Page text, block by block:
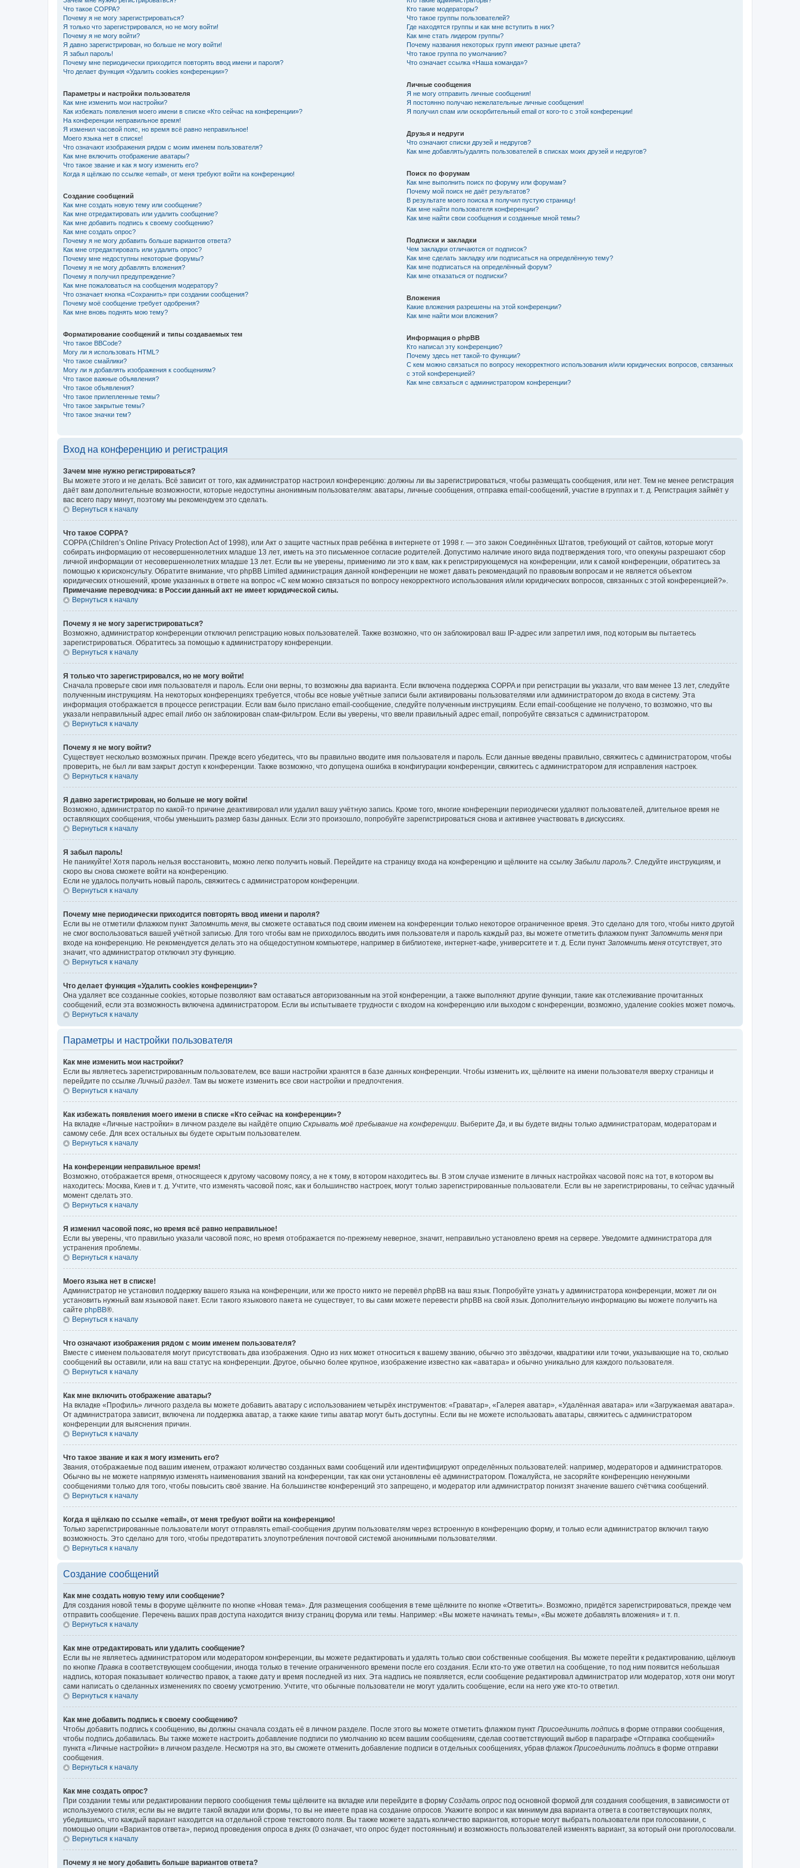
Что такое COPPA?
Почему я не могу зарегистрироваться?
Я только что зарегистрировался, но не могу войти!
Почему я не могу войти?
Я давно зарегистрирован, но больше не могу войти!
Я забыл пароль!
Почему мне периодически приходится повторять ввод имени и пароля?
Что делает функция «Удалить cookies конференции»?
Параметры и настройки пользователя
Как мне изменить мои настройки?
Как избежать появления моего имени в списке «Кто сейчас на конференции»?
На конференции неправильное время!
Я изменил часовой пояс, но время всё равно неправильное!
Моего языка нет в списке!
Что означают изображения рядом с моим именем пользователя?
Как мне включить отображение аватары?
Что такое звание и как я могу изменить его?
Когда я щёлкаю по ссылке «email», от меня требуют войти на конференцию!
Создание сообщений
Как мне создать новую тему или сообщение?
Как мне отредактировать или удалить сообщение?
Как мне добавить подпись к своему сообщению?
Как мне создать опрос?
Почему я не могу добавить больше вариантов ответа?
Как мне отредактировать или удалить опрос?
Почему мне недоступны некоторые форумы?
Почему я не могу добавлять вложения?
Почему я получил предупреждение?
Как мне пожаловаться на сообщения модератору?
Что означает кнопка «Сохранить» при создании сообщения?
Почему моё сообщение требует одобрения?
Как мне вновь поднять мою тему?
Форматирование сообщений и типы создаваемых тем
Что такое BBCode?
Могу ли я использовать HTML?
Что такое смайлики?
Могу ли я добавлять изображения к сообщениям?
Что такое важные объявления?
Что такое объявления?
Что такое прилепленные темы?
Что такое закрытые темы?
Что такое значки тем?
Кто такие модераторы?
Что такое группы пользователей?
Где находятся группы и как мне вступить в них?
Как мне стать лидером группы?
Почему названия некоторых групп имеют разные цвета?
Что такое группа по умолчанию?
Что означает ссылка «Наша команда»?
Личные сообщения
Я не могу отправить личные сообщения!
Я постоянно получаю нежелательные личные сообщения!
Я получил спам или оскорбительный email от кого-то с этой конференции!
Друзья и недруги
Что означают списки друзей и недругов?
Как мне добавлять/удалять пользователей в списках моих друзей и недругов?
Поиск по форумам
Как мне выполнить поиск по форуму или форумам?
Почему мой поиск не даёт результатов?
В результате моего поиска я получил пустую страницу!
Как мне найти пользователя конференции?
Как мне найти свои сообщения и созданные мной темы?
Подписки и закладки
Чем закладки отличаются от подписок?
Как мне сделать закладку или подписаться на определённую тему?
Как мне подписаться на определённый форум?
Как мне отказаться от подписки?
Вложения
Какие вложения разрешены на этой конференции?
Как мне найти мои вложения?
Информация о phpBB
Кто написал эту конференцию?
Почему здесь нет такой-то функции?
С кем можно связаться по вопросу некорректного использования и/или юридических вопросов, связанных
с этой конференцией?
Как мне связаться с администратором конференции?
Вход на конференцию и регистрация
Зачем мне нужно регистрироваться?
Вы можете этого и не делать. Всё зависит от того, как администратор настроил конференцию: должны ли вы зарегистрироваться, чтобы размещать сообщения, или нет. Тем не менее регистрация
даёт вам дополнительные возможности, которые недоступны анонимным пользователям: аватары, личные сообщения, отправка email-сообщений, участие в группах и т. д. Регистрация займёт у
вас всего пару минут, поэтому мы рекомендуем это сделать.
Вернуться к началу
Что такое COPPA?
COPPA (Children’s Online Privacy Protection Act of 1998), или Акт о защите частных прав ребёнка в интернете от 1998 г. — это закон Соединённых Штатов, требующий от сайтов, которые могут
собирать информацию от несовершеннолетних младше 13 лет, иметь на это письменное согласие родителей. Допустимо наличие иного вида подтверждения того, что опекуны разрешают сбор
личной информации от несовершеннолетних младше 13 лет. Если вы не уверены, применимо ли это к вам, как к регистрирующемуся на конференции, или к самой конференции, обратитесь за
помощью к юрисконсульту. Обратите внимание, что phpBB Limited администрация данной конференции не может давать рекомендаций по правовым вопросам и не является объектом
юридических отношений, кроме указанных в ответе на вопрос «С кем можно связаться по вопросу некорректного использования и/или юридических вопросов, связанных с этой конференцией?».
Примечание переводчика: в России данный акт не имеет юридической силы.
Вернуться к началу
Почему я не могу зарегистрироваться?
Возможно, администратор конференции отключил регистрацию новых пользователей. Также возможно, что он заблокировал ваш IP-адрес или запретил имя, под которым вы пытаетесь
зарегистрироваться. Обратитесь за помощью к администратору конференции.
Вернуться к началу
Я только что зарегистрировался, но не могу войти!
Сначала проверьте свои имя пользователя и пароль. Если они верны, то возможны два варианта. Если включена поддержка COPPA и при регистрации вы указали, что вам менее 13 лет, следуйте
полученным инструкциям. На некоторых конференциях требуется, чтобы все новые учётные записи были активированы пользователями или администратором до входа в систему. Эта
информация отображается в процессе регистрации. Если вам было прислано email-сообщение, следуйте полученным инструкциям. Если email-сообщение не получено, то возможно, что вы
указали неправильный адрес email либо он заблокирован спам-фильтром. Если вы уверены, что ввели правильный адрес email, попробуйте связаться с администратором.
Вернуться к началу
Почему я не могу войти?
Существует несколько возможных причин. Прежде всего убедитесь, что вы правильно вводите имя пользователя и пароль. Если данные введены правильно, свяжитесь с администратором, чтобы
проверить, не был ли вам закрыт доступ к конференции. Также возможно, что допущена ошибка в конфигурации конференции, свяжитесь с администратором для исправления настроек.
Вернуться к началу
Я давно зарегистрирован, но больше не могу войти!
Возможно, администратор по какой-то причине деактивировал или удалил вашу учётную запись. Кроме того, многие конференции периодически удаляют пользователей, длительное время не
оставляющих сообщения, чтобы уменьшить размер базы данных. Если это произошло, попробуйте зарегистрироваться снова и активнее участвовать в дискуссиях.
Вернуться к началу
Я забыл пароль!
Не паникуйте! Хотя пароль нельзя восстановить, можно легко получить новый. Перейдите на страницу входа на конференцию и щёлкните на ссылку Забыли пароль?. Следуйте инструкциям, и
скоро вы снова сможете войти на конференцию.
Если не удалось получить новый пароль, свяжитесь с администратором конференции.
Вернуться к началу
Почему мне периодически приходится повторять ввод имени и пароля?
Если вы не отметили флажком пункт Запомнить меня, вы сможете оставаться под своим именем на конференции только некоторое ограниченное время. Это сделано для того, чтобы никто другой
не смог воспользоваться вашей учётной записью. Для того чтобы вам не приходилось вводить имя пользователя и пароль каждый раз, вы можете отметить флажком пункт Запомнить меня при
входе на конференцию. Не рекомендуется делать это на общедоступном компьютере, например в библиотеке, интернет-кафе, университете и т. д. Если пункт Запомнить меня отсутствует, это
значит, что администратор отключил эту функцию.
Вернуться к началу
Что делает функция «Удалить cookies конференции»?
Она удаляет все созданные cookies, которые позволяют вам оставаться авторизованным на этой конференции, а также выполняют другие функции, такие как отслеживание прочитанных
сообщений, если эта возможность включена администратором. Если вы испытываете трудности с входом на конференцию или выходом с конференции, возможно, удаление cookies может помочь.
Вернуться к началу
Параметры и настройки пользователя
Как мне изменить мои настройки?
Если вы являетесь зарегистрированным пользователем, все ваши настройки хранятся в базе данных конференции. Чтобы изменить их, щёлкните на имени пользователя вверху страницы и
перейдите по ссылкеЛичный раздел. Там вы можете изменить все свои настройки и предпочтения.
Вернуться к началу
Как избежать появления моего имени в списке «Кто сейчас на конференции»?
На вкладке «Личные настройки» в личном разделе вы найдёте опцию Скрывать моё пребывание на конференции. ВыберитеДа, и вы будете видны только администраторам, модераторам и
самому себе. Для всех остальных вы будете скрытым пользователем.
Вернуться к началу
На конференции неправильное время!
Возможно, отображается время, относящееся к другому часовому поясу, а не к тому, в котором находитесь вы. В этом случае измените в личных настройках часовой пояс на тот, в котором вы
находитесь: Москва, Киев и т. д. Учтите, что изменять часовой пояс, как и большинство настроек, могут только зарегистрированные пользователи. Если вы не зарегистрированы, то сейчас удачный
момент сделать это.
Вернуться к началу
Я изменил часовой пояс, но время всё равно неправильное!
Если вы уверены, что правильно указали часовой пояс, но время отображается по-прежнему неверное, значит, неправильно установлено время на сервере. Уведомите администратора для
устранения проблемы.
Вернуться к началу
Моего языка нет в списке!
Администратор не установил поддержку вашего языка на конференции, или же просто никто не перевёл phpBB на ваш язык. Попробуйте узнать у администратора конференции, может ли он
установить нужный вам языковой пакет. Если такого языкового пакета не существует, то вы сами можете перевести phpBB на свой язык. Дополнительную информацию вы можете получить на
сайте phpBB®.
Вернуться к началу
Что означают изображения рядом с моим именем пользователя?
Вместе с именем пользователя могут присутствовать два изображения. Одно из них может относиться к вашему званию, обычно это звёздочки, квадратики или точки, указывающие на то, сколько
сообщений вы оставили, или на ваш статус на конференции. Другое, обычно более крупное, изображение известно как «аватара» и обычно уникально для каждого пользователя.
Вернуться к началу
Как мне включить отображение аватары?
На вкладке «Профиль» личного раздела вы можете добавить аватару с использованием четырёх инструментов: «Граватар», «Галерея аватар», «Удалённая аватара» или «Загружаемая аватара».
От администратора зависит, включена ли поддержка аватар, а также какие типы аватар могут быть доступны. Если вы не можете использовать аватары, свяжитесь с администратором
конференции для выяснения причин.
Вернуться к началу
Что такое звание и как я могу изменить его?
Звания, отображаемые под вашим именем, отражают количество созданных вами сообщений или идентифицируют определённых пользователей: например, модераторов и администраторов.
Обычно вы не можете напрямую изменять наименования званий на конференции, так как они установлены её администратором. Пожалуйста, не засоряйте конференцию ненужными
сообщениями только для того, чтобы повысить своё звание. На большинстве конференций это запрещено, и модератор или администратор понизят значение вашего счётчика сообщений.
Вернуться к началу
Когда я щёлкаю по ссылке «email», от меня требуют войти на конференцию!
Только зарегистрированные пользователи могут отправлять email-сообщения другим пользователям через встроенную в конференцию форму, и только если администратор включил такую
возможность. Это сделано для того, чтобы предотвратить злоупотребления почтовой системой анонимными пользователями.
Вернуться к началу
Создание сообщений
Как мне создать новую тему или сообщение?
Для создания новой темы в форуме щёлкните по кнопке «Новая тема». Для размещения сообщения в теме щёлкните по кнопке «Ответить». Возможно, придётся зарегистрироваться, прежде чем
отправить сообщение. Перечень ваших прав доступа находится внизу страниц форума или темы. Например: «Вы можете начинать темы», «Вы можете добавлять вложения» и т. п.
Вернуться к началу
Как мне отредактировать или удалить сообщение?
Если вы не являетесь администратором или модератором конференции, вы можете редактировать и удалять только свои собственные сообщения. Вы можете перейти к редактированию, щёлкнув
по кнопке Правка в соответствующем сообщении, иногда только в течение ограниченного времени после его создания. Если кто-то уже ответил на сообщение, то под ним появится небольшая
надпись, которая показывает количество правок, а также дату и время последней из них. Эта надпись не появляется, если сообщение редактировал администратор или модератор, хотя они могут
сами написать о сделанных изменениях по своему усмотрению. Учтите, что обычные пользователи не могут удалить сообщение, если на него уже кто-то ответил.
Вернуться к началу
Как мне добавить подпись к своему сообщению?
Чтобы добавить подпись к сообщению, вы должны сначала создать её в личном разделе. После этого вы можете отметить флажком пункт Присоединить подпись в форме отправки сообщения,
чтобы подпись добавилась. Вы также можете настроить добавление подписи по умолчанию ко всем вашим сообщениям, сделав соответствующий выбор в параграфе «Отправка сообщений»
пункта «Личные настройки» в личном разделе. Несмотря на это, вы сможете отменить добавление подписи в отдельных сообщениях, убрав флажок Присоединить подпись в форме отправки
сообщения.
Вернуться к началу
Как мне создать опрос?
При создании темы или редактировании первого сообщения темы щёлкните на вкладке или перейдите в форму Создать опрос под основной формой для создания сообщения, в зависимости от
используемого стиля; если вы не видите такой вкладки или формы, то вы не имеете прав на создание опросов. Укажите вопрос и как минимум два варианта ответа в соответствующих полях,
убедившись, что каждый вариант находится на отдельной строке текстового поля. Вы также можете задать количество вариантов, которые могут выбрать пользователи при голосовании, с
помощью опции «Вариантов ответа», период проведения опроса в днях (0 означает, что опрос будет постоянным) и возможность пользователей изменять вариант, за который они проголосовали.
Вернуться к началу
Почему я не могу добавить больше вариантов ответа?